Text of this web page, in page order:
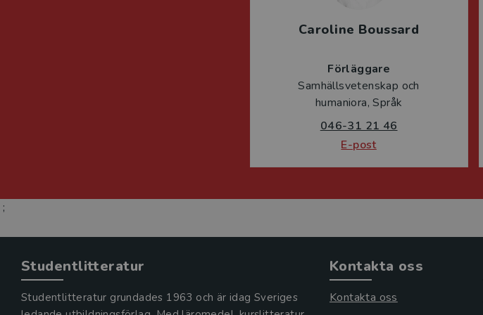
Caroline Boussard
Förläggare
Samhällsvetenskap och
humaniora, Språk
046-31 21 46
E-post
;
Studentlitteratur
Studentlitteratur grundades 1963 och är idag Sveriges
Kontakta oss
Kontakta oss